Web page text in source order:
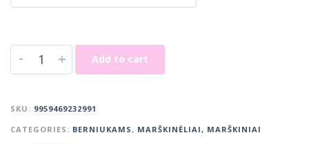
- + Add to cart
SKU: 9959469232991
CATEGORIES: BERNIUKAMS, MARŠKINĖLIAI, MARŠKINIAI